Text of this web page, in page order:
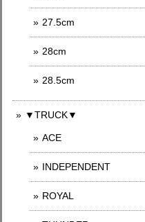
27.5cm
28cm
28.5cm
▼TRUCK▼
ACE
INDEPENDENT
ROYAL